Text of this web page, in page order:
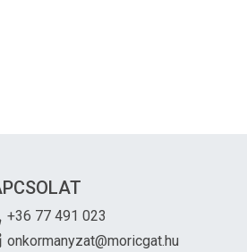
+36 77 491 023
onkormanyzat@moricgat.hu